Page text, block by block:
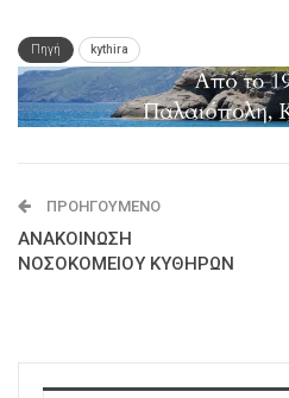
Πηγή kythira
ΠΡΟΗΓΟΎΜΕΝΟ
ΑΝΑΚΟΙΝΩΣΗ
ΝΟΣΟΚΟΜΕΙΟΥ ΚΥΘΗΡΩΝ